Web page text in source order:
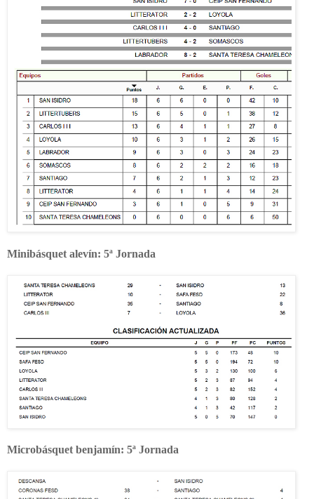
Minibásquet alevín: 5ª Jornada
Microbásquet benjamín: 5ª Jornada